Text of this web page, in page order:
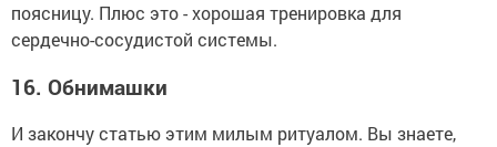
поясницу. Плюс это - хорошая тренировка для
сердечно-сосудистой системы.
16. Обнимашки
И закончу статью этим милым ритуалом. Вы знаете,